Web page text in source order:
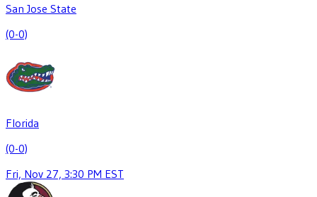
San Jose State
(0-0)
Florida
(0-0)
Fri, Nov 27, 3:30 PM EST